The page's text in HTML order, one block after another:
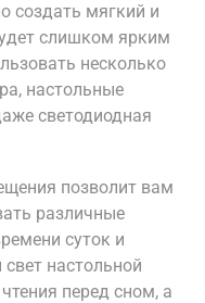
создать мягкий и
слишком ярким
несколько
настольные
светодиодная
позволит вам
различные
суток и
настольной
перед сном, а